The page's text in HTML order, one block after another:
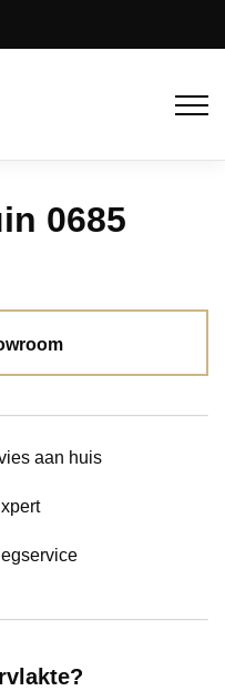
0685
aan huis